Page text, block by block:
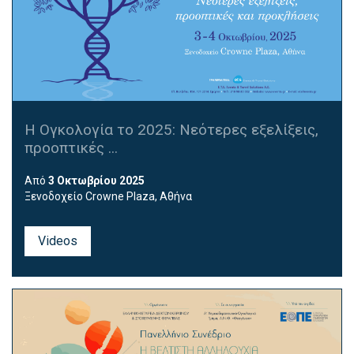
Η Ογκολογία το 2025: Νεότερες εξελίξεις,
προοπτικές ...
Από 3 Οκτωβρίου 2025
Ξενοδοχείο Crowne Plaza, Αθήνα
Videos